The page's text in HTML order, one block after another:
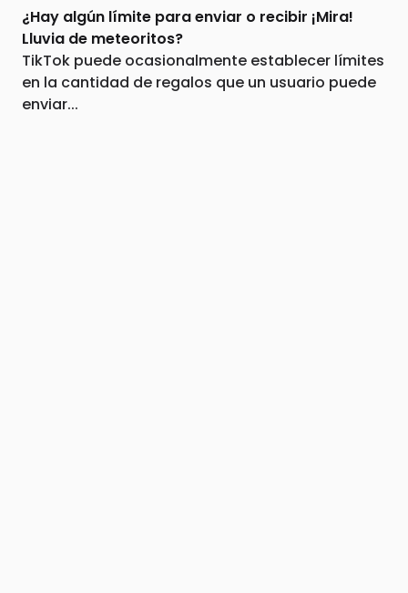
¿Hay algún límite para enviar o recibir ¡Mira!
Lluvia de meteoritos?
TikTok puede ocasionalmente establecer límites
en la cantidad de regalos que un usuario puede
enviar...